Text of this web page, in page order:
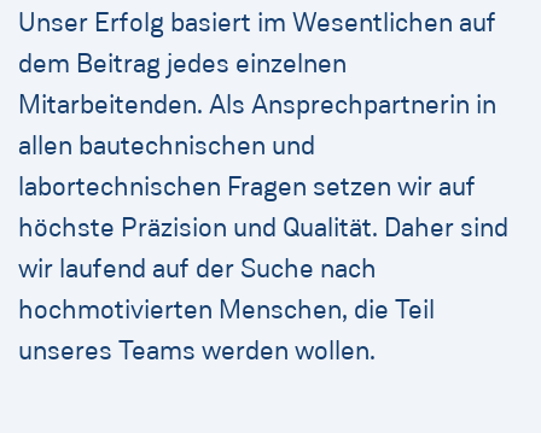
Unser Erfolg basiert im Wesentlichen auf
dem Beitrag jedes einzelnen
Mitarbeitenden. Als Ansprechpartnerin in
allen bautechnischen und
labortechnischen Fragen setzen wir auf
höchste Präzision und Qualität. Daher sind
wir laufend auf der Suche nach
hochmotivierten Menschen, die Teil
unseres Teams werden wollen.